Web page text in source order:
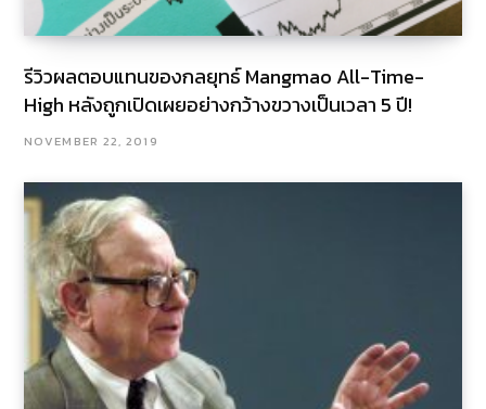
รีวิวผลตอบแทนของกลยุทธ์ Mangmao All-Time-
High หลังถูกเปิดเผยอย่างกว้างขวางเป็นเวลา 5 ปี!
NOVEMBER 22, 2019